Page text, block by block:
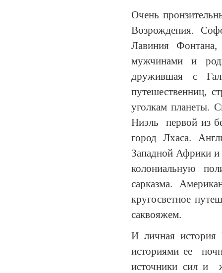
Очень
Возрождения.
Лавиния
мужчинами и
дружившая с
путешественниц,
уголкам планеты.
Ниэль первой из
город Лхаса.
Западной Африки и
колониальную
сарказма.
кругосветное
саквояжем.
И личная история
историями ее
источники сил и